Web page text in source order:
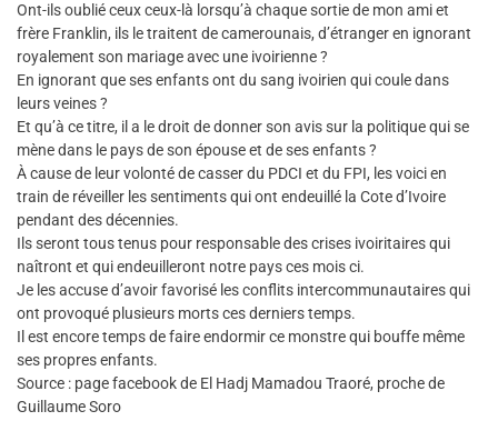
Ont-ils oublié ceux ceux-là lorsqu’à chaque sortie de mon ami et
frère Franklin, ils le traitent de camerounais, d’étranger en ignorant
royalement son mariage avec une ivoirienne ?
En ignorant que ses enfants ont du sang ivoirien qui coule dans
leurs veines ?
Et qu’à ce titre, il a le droit de donner son avis sur la politique qui se
mène dans le pays de son épouse et de ses enfants ?
À cause de leur volonté de casser du PDCI et du FPI, les voici en
train de réveiller les sentiments qui ont endeuillé la Cote d’Ivoire
pendant des décennies.
Ils seront tous tenus pour responsable des crises ivoiritaires qui
naîtront et qui endeuilleront notre pays ces mois ci.
Je les accuse d’avoir favorisé les conflits intercommunautaires qui
ont provoqué plusieurs morts ces derniers temps.
Il est encore temps de faire endormir ce monstre qui bouffe même
ses propres enfants.
Source : page facebook de El Hadj Mamadou Traoré, proche de
Guillaume Soro